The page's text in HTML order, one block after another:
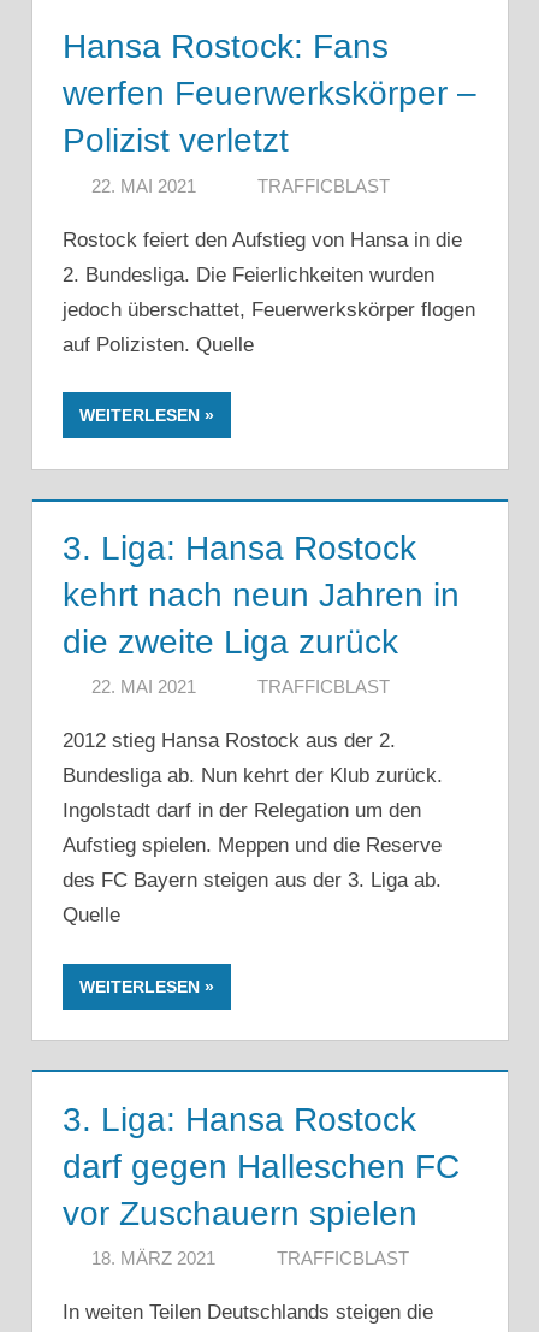
Hansa Rostock: Fans
werfen Feuerwerkskörper –
Polizist verletzt
22. MAI 2021 TRAFFICBLAST
Rostock feiert den Aufstieg von Hansa in die
2. Bundesliga. Die Feierlichkeiten wurden
jedoch überschattet, Feuerwerkskörper flogen
auf Polizisten. Quelle
WEITERLESEN
3. Liga: Hansa Rostock
kehrt nach neun Jahren in
die zweite Liga zurück
22. MAI 2021 TRAFFICBLAST
2012 stieg Hansa Rostock aus der 2.
Bundesliga ab. Nun kehrt der Klub zurück.
Ingolstadt darf in der Relegation um den
Aufstieg spielen. Meppen und die Reserve
des FC Bayern steigen aus der 3. Liga ab.
Quelle
WEITERLESEN
3. Liga: Hansa Rostock
darf gegen Halleschen FC
vor Zuschauern spielen
18. MÄRZ 2021 TRAFFICBLAST
In weiten Teilen Deutschlands steigen die